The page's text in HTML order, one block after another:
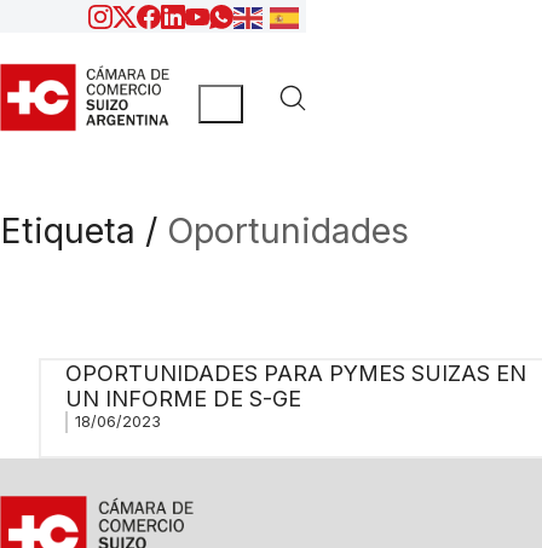
Etiqueta / Oportunidades
OPORTUNIDADES PARA PYMES SUIZAS EN
UN INFORME DE S-GE
18/06/2023